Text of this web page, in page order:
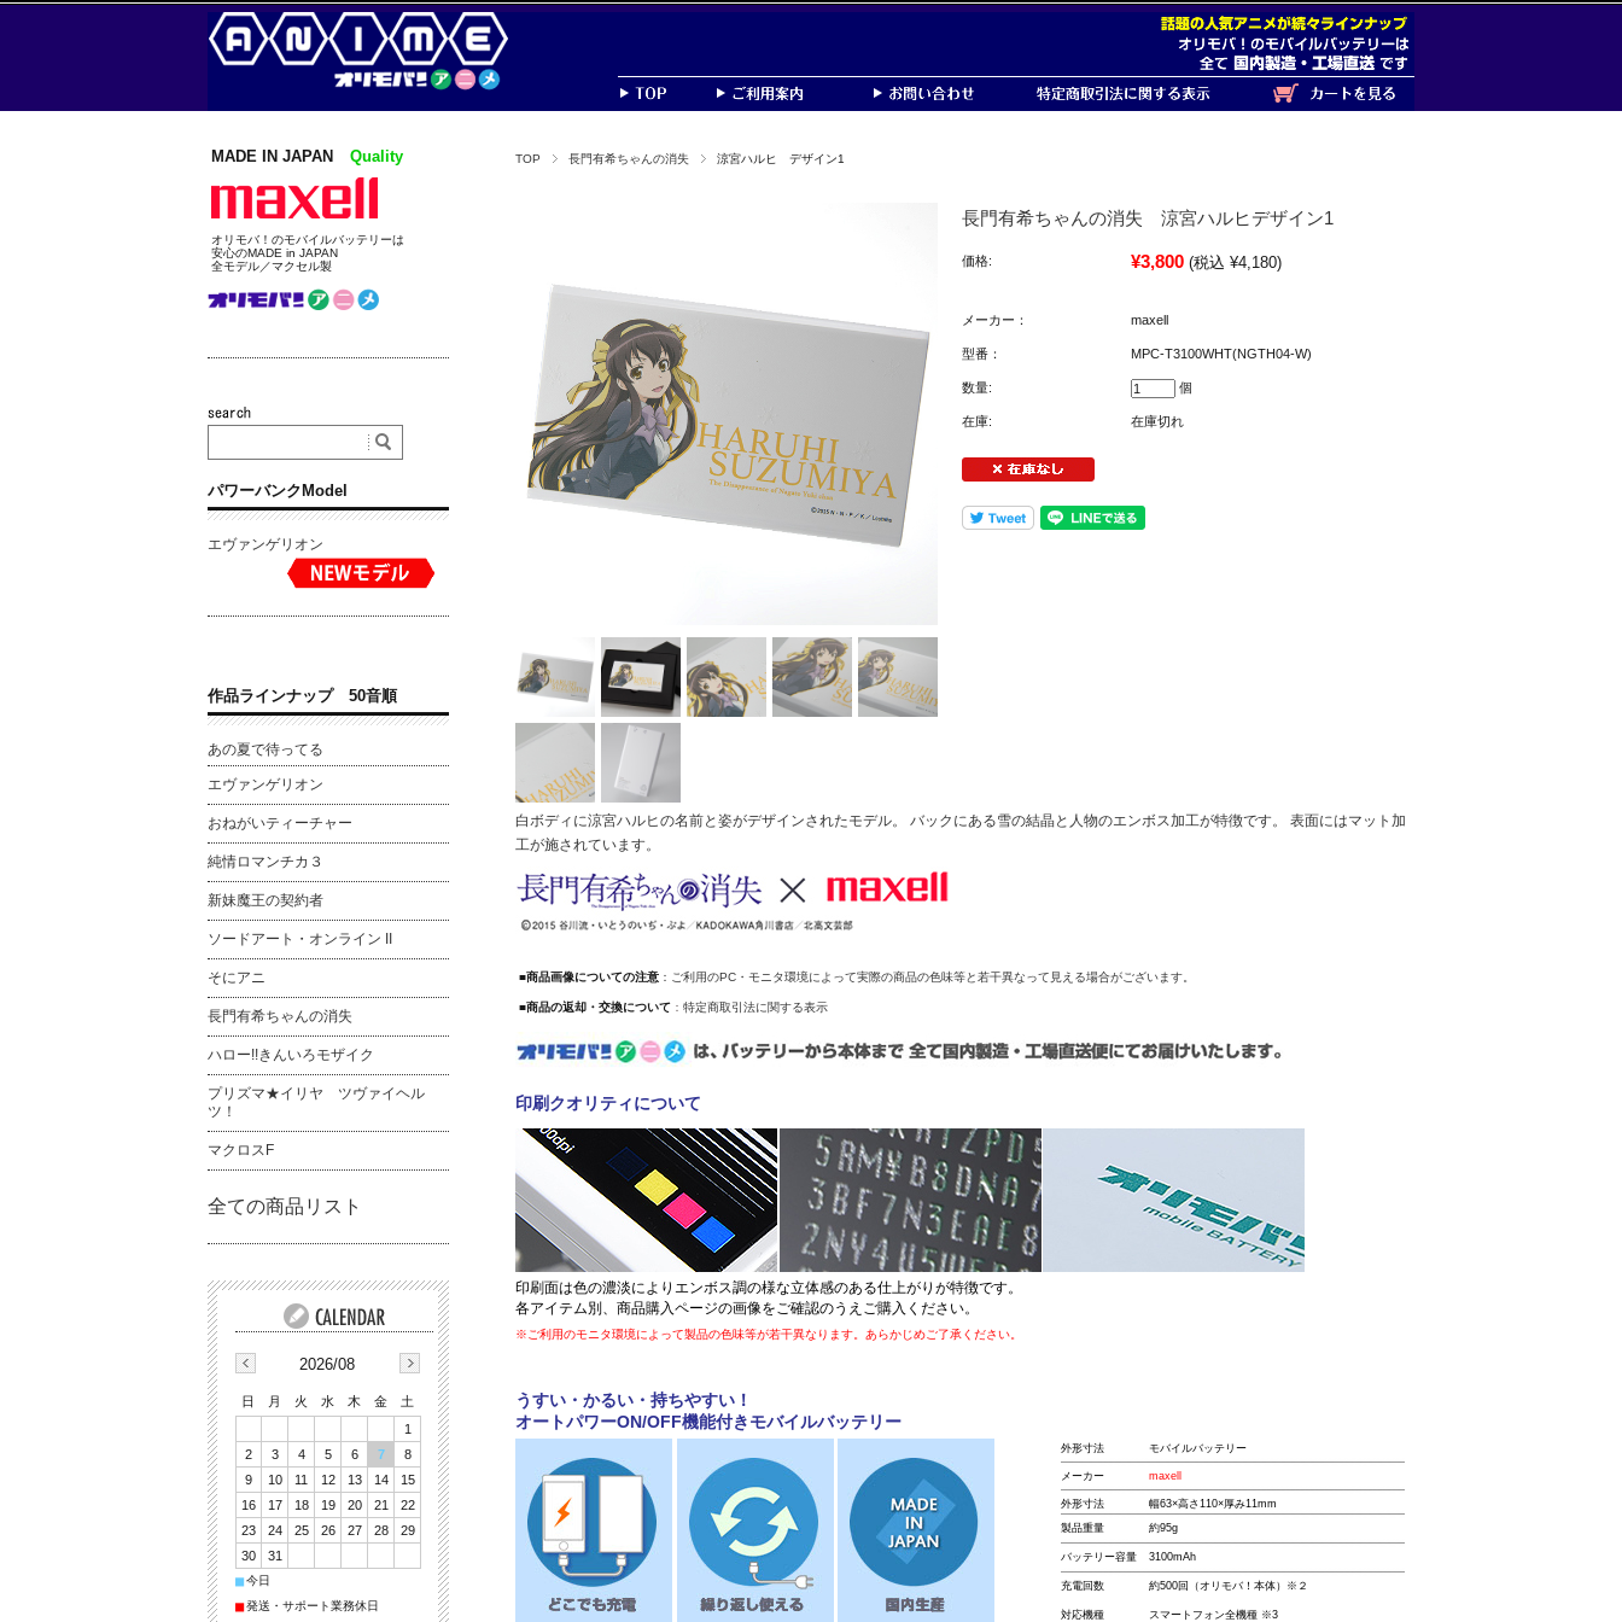
TOP 長門有希ちゃんの消失 涼宮ハルヒ デザイン1
長門有希ちゃんの消失 涼宮ハルヒデザイン1
価格: ¥3,800 (税込 ¥4,180)
メーカー： maxell
型番： MPC-T3100WHT(NGTH04-W)
数量: 個
在庫: 在庫切れ
白ボディに涼宮ハルヒの名前と姿がデザインされたモデル。 バックにある雪の結晶と人物のエンボス加工が特徴です。 表面にはマット加
工が施されています。
■商品画像についての注意 ：ご利用のPC・モニタ環境によって実際の商品の色味等と若干異なって見える場合がございます。
■商品の返却・交換について ： 特定商取引法に関する表示
MADE IN JAPAN Quality
オリモバ！のモバイルバッテリーは
安心のMADE in JAPAN
全モデル／マクセル製
パワーバンクModel
エヴァンゲリオン
作品ラインナップ 50音順
あの夏で待ってる
エヴァンゲリオン
おねがいティーチャー
純情ロマンチカ３
新妹魔王の契約者
ソードアート・オンライン II
そにアニ
長門有希ちゃんの消失
ハロー!!きんいろモザイク
プリズマ★イリヤ ツヴァイヘル
ツ！
マクロスF
全ての商品リスト
2026/08
日 月 火 水 木 金
土
1
2
3 4 5 6 7
8
9
10 11 12 13 14
15
16
17 18 19 20 21
22
23
24 25 26 27 28
29
30
31
■今日
■発送・サポート業務休日